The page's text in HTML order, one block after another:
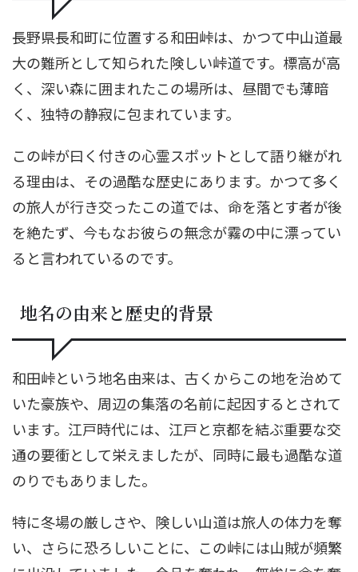
長野県長和町に位置する和田峠は、かつて中山道最
大の難所として知られた険しい峠道です。標高が高
く、深い森に囲まれたこの場所は、昼間でも薄暗
く、独特の静寂に包まれています。
この峠が曰く付きの心霊スポットとして語り継がれ
る理由は、その過酷な歴史にあります。かつて多く
の旅人が行き交ったこの道では、命を落とす者が後
を絶たず、今もなお彼らの無念が霧の中に漂ってい
ると言われているのです。
地名の由来と歴史的背景
和田峠という地名由来は、古くからこの地を治めて
いた豪族や、周辺の集落の名前に起因するとされて
います。江戸時代には、江戸と京都を結ぶ重要な交
通の要衝として栄えましたが、同時に最も過酷な道
のりでもありました。
特に冬場の厳しさや、険しい山道は旅人の体力を奪
い、さらに恐ろしいことに、この峠には山賊が頻繁